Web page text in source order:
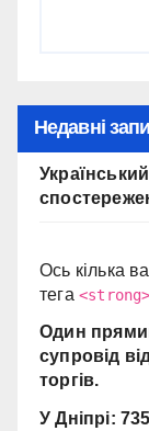
Недавні
Ось кілька
тега <strong>
Один
супровід
торгів.
У Дніпрі: